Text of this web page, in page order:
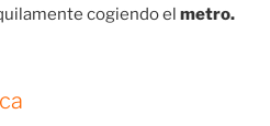
cogiendo el metro.